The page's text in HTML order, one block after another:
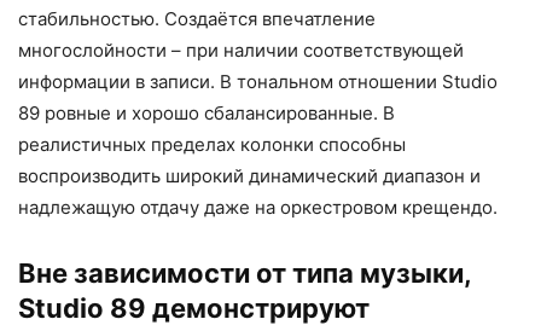
стабильностью. Создаётся впечатление
многослойности – при наличии соответствующей
информации в записи. В тональном отношении Studio
89 ровные и хорошо сбалансированные. В
реалистичных пределах колонки способны
воспроизводить широкий динамический диапазон и
надлежащую отдачу даже на оркестровом крещендо.
Вне зависимости от типа музыки,
Studio 89 демонстрируют